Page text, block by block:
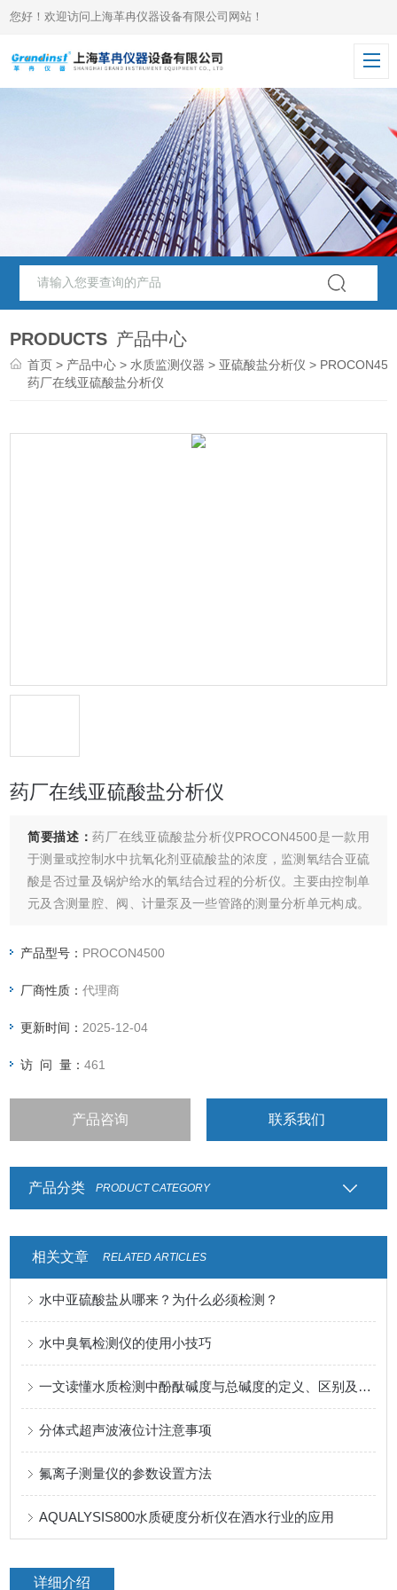
您好！欢迎访问上海革冉仪器设备有限公司网站！
PRODUCTS 产品中心
首页 > 产品中心 > 水质监测仪器 > 亚硫酸盐分析仪 >
药厂在线亚硫酸盐分析仪
药厂在线亚硫酸盐分析仪
简要描述：药厂在线亚硫酸盐分析仪PROCON4500是一款用
于测量或控制水中抗氧化剂亚硫酸盐的浓度，监测氧结合亚硫
酸是否过量及锅炉给水的氧结合过程的分析仪。主要由控制单
元及含测量腔、阀、计量泵及一些管路的测量分析单元构成。
光电系统检测。
产品型号： PROCON4500
厂商性质：代理商
更新时间： 2025-12-04
访 问 量：461
产品咨询 联系我们
产品分类 PRODUCT CATEGORY
相关文章 RELATED ARTICLES
水中亚硫酸盐从哪来？为什么必须检测？
水中臭氧检测仪的使用小技巧
一文读懂水质检测中酚酞碱度与总碱度的定义、区别及检测方法
分体式超声波液位计注意事项
氟离子测量仪的参数设置方法
AQUALYSIS800水质硬度分析仪在酒水行业的应用
详细介绍